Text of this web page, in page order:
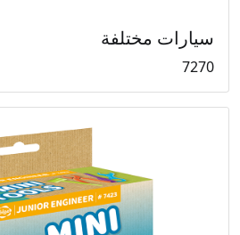
سيارات مختلفة
7270